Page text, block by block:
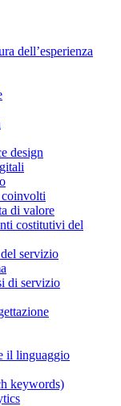
dell’esperienza
design
di valore
costitutivi del
servizio
di servizio
il linguaggio
keywords)